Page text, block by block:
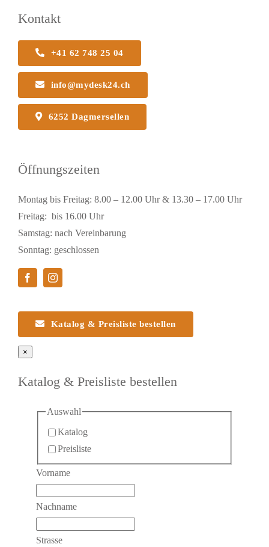
Kontakt
+41 62 748 25 04
info@mydesk24.ch
6252 Dagmersellen
Öffnungszeiten
Montag bis Freitag: 8.00 – 12.00 Uhr & 13.30 – 17.00 Uhr
Freitag: bis 16.00 Uhr
Samstag: nach Vereinbarung
Sonntag: geschlossen
Katalog & Preisliste bestellen
×
Katalog & Preisliste bestellen
Auswahl
Katalog
Preisliste
Vorname
Nachname
Strasse